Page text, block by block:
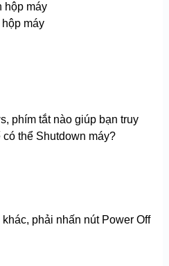
hộp máy
máy
phím tắt nào giúp bạn truy
thể Shutdown máy?
phải nhấn nút Power Off